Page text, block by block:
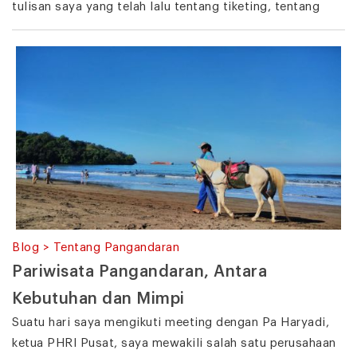
tulisan saya yang telah lalu tentang tiketing, tentang
Blog > Tentang Pangandaran
Pariwisata Pangandaran, Antara
Kebutuhan dan Mimpi
Suatu hari saya mengikuti meeting dengan Pa Haryadi,
ketua PHRI Pusat, saya mewakili salah satu perusahaan